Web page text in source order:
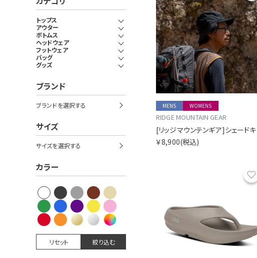
トップス
アウター
ボトムス
ヘッドウェア
フットウェア
バッグ
グッズ
ブランド
ブランドを選択する
サイズ
サイズを選択する
カラー
リセット 絞り込む
MENS WOMENS
RIDGE MOUNTAIN GEAR
￥8,900(税込)